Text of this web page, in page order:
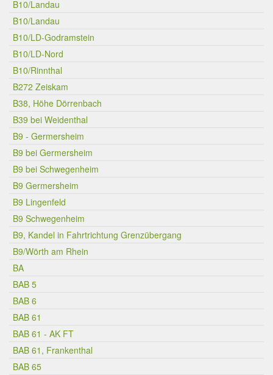
B10/Landau
B10/Landau
B10/LD-Godramstein
B10/LD-Nord
B10/Rinnthal
B272 Zeiskam
B38, Höhe Dörrenbach
B39 bei Weidenthal
B9 - Germersheim
B9 bei Germersheim
B9 bei Schwegenheim
B9 Germersheim
B9 Lingenfeld
B9 Schwegenheim
B9, Kandel in Fahrtrichtung Grenzübergang
B9/Wörth am Rhein
BA
BAB 5
BAB 6
BAB 61
BAB 61 - AK FT
BAB 61, Frankenthal
BAB 65